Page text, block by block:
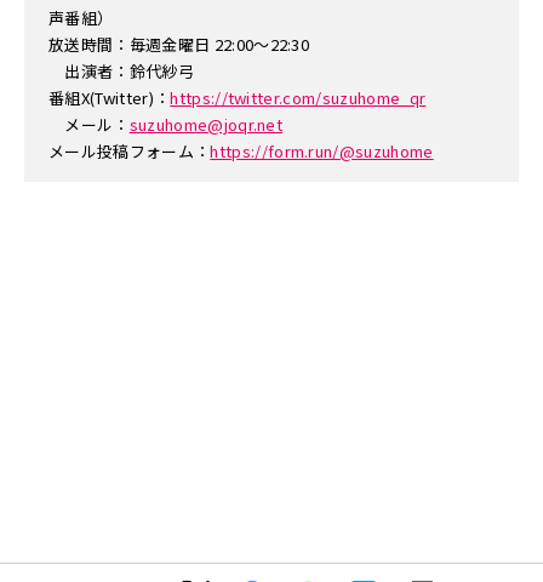
声番組）
放送時間：毎週金曜日 22:00～22:30
出演者：鈴代紗弓
番組X(Twitter)：https://twitter.com/suzuhome_qr
メール： suzuhome@joqr.net
メール投稿フォーム：https://form.run/@suzuhome